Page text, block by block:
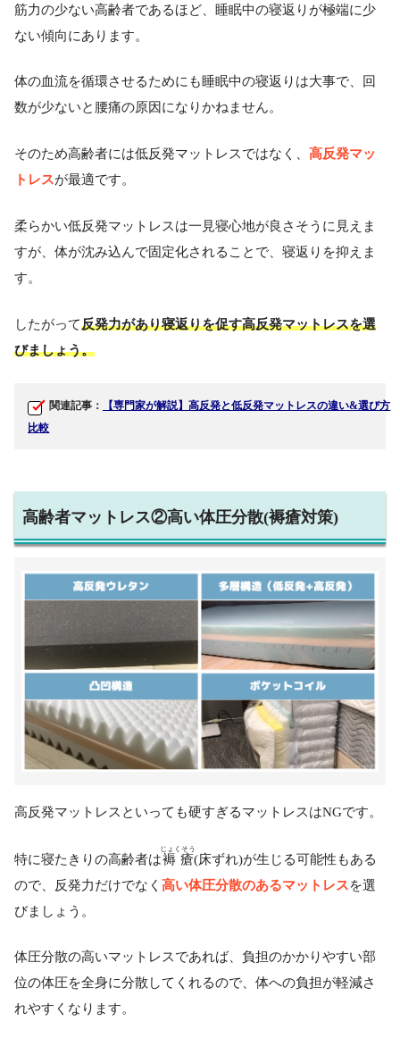
筋力の少ない高齢者であるほど、睡眠中の寝返りが極端に少
ない傾向にあります。
体の血流を循環させるためにも睡眠中の寝返りは大事で、回
数が少ないと腰痛の原因になりかねません。
そのため高齢者には低反発マットレスではなく、 高反発マッ
トレスが最適です。
柔らかい低反発マットレスは一見寝心地が良さそうに見えま
すが、体が沈み込んで固定化されることで、寝返りを抑えま
す。
したがって反発力があり寝返りを促す高反発マットレスを選
びましょう。
関連記事：
【専門家が解説】高反発と低反発マットレスの違い&選び方
比較
高齢者マットレス②高い体圧分散(褥瘡対策)
高反発マットレスといっても硬すぎるマットレスはNGです。
特に寝たきりの高齢者は褥瘡
じょくそう
(床ずれ)が生じる可能性もある
ので、反発力だけでなく 高い体圧分散のあるマットレス を選
びましょう。
体圧分散の高いマットレスであれば、負担のかかりやすい部
位の体圧を全身に分散してくれるので、体への負担が軽減さ
れやすくなります。